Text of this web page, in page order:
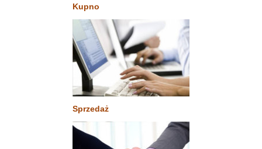
Kupno
Sprzedaż